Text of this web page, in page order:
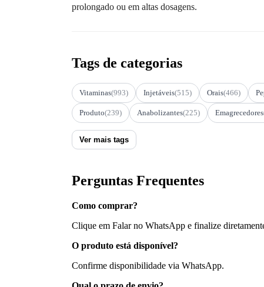
prolongado ou em altas dosagens.
Tags de categorias
Vitaminas(993) Injetáveis(515) Orais(466)
Produto(239) Anabolizantes(225) Emagrecedores
Ver mais tags
Perguntas Frequentes
Como comprar?
Clique em Falar no WhatsApp e finalize
O produto está disponível?
Confirme disponibilidade via WhatsApp.